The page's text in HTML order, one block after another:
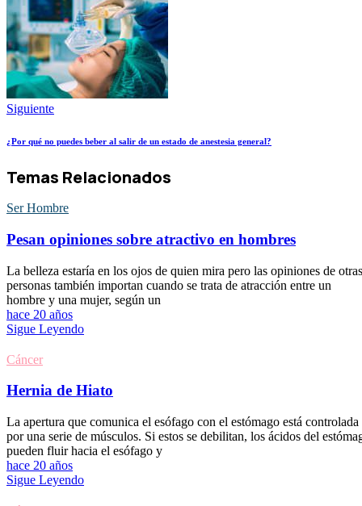
Siguiente
¿Por qué no puedes beber al salir de un estado de anestesia general?
Temas Relacionados
Ser Hombre
Pesan opiniones sobre atractivo en hombres
La belleza estaría en los ojos de quien mira pero las opiniones de otras
personas también importan cuando se trata de atracción entre un
hombre y una mujer, según un
hace 20 años
Sigue Leyendo
Cáncer
Hernia de Hiato
La apertura que comunica el esófago con el estómago está controlada
por una serie de músculos. Si estos se debilitan, los ácidos del
pueden fluir hacia el esófago y
hace 20 años
Sigue Leyendo